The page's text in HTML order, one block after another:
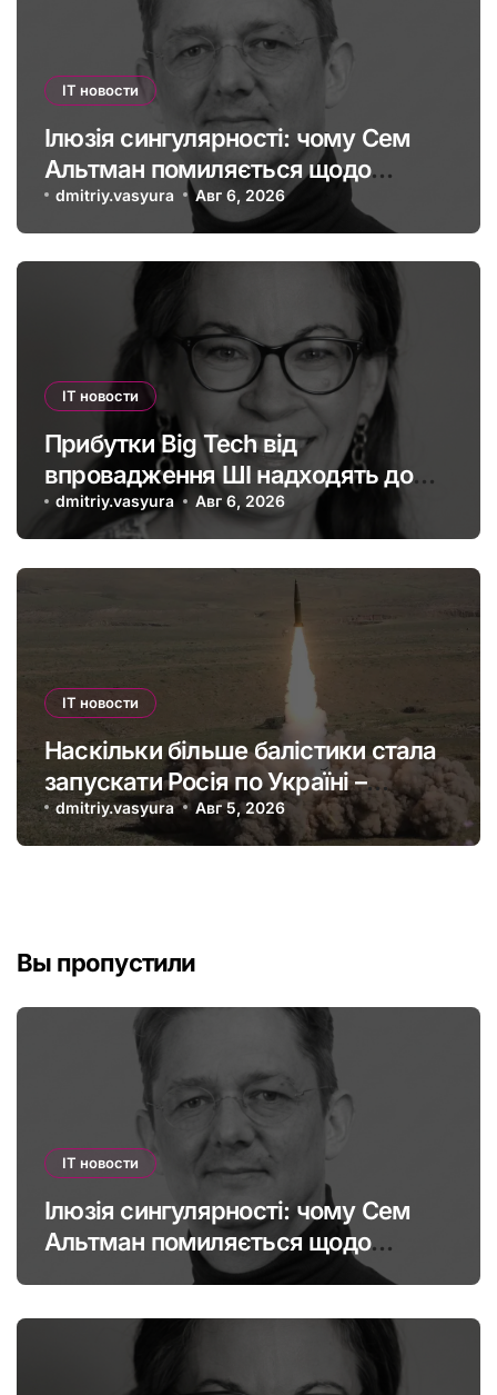
IT новости
Ілюзія сингулярності: чому Сем
Альтман помиляється щодо
штучного інтелекту
dmitriy.vasyura Авг 6, 2026
IT новости
Прибутки Big Tech від
впровадження ШІ надходять до
офшорів: як змінити глобальну
податкову систему
dmitriy.vasyura Авг 6, 2026
IT новости
Наскільки більше балістики стала
запускати Росія по Україні –
інфографіка
dmitriy.vasyura Авг 5, 2026
Вы пропустили
IT новости
Ілюзія сингулярності: чому Сем
Альтман помиляється щодо
штучного інтелекту